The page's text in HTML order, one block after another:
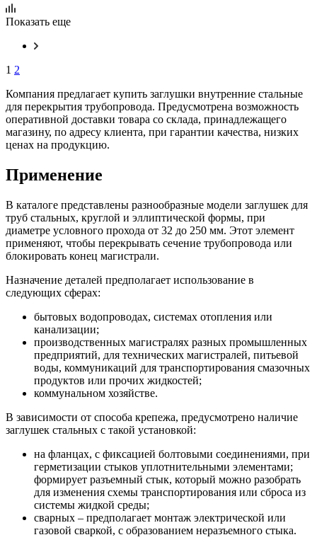
Показать еще
1 2
Компания предлагает купить заглушки внутренние стальные
для перекрытия трубопровода. Предусмотрена возможность
оперативной доставки товара со склада, принадлежащего
магазину, по адресу клиента, при гарантии качества, низких
ценах на продукцию.
Применение
В каталоге представлены разнообразные модели заглушек для
труб стальных, круглой и эллиптической формы, при
диаметре условного прохода от 32 до 250 мм. Этот элемент
применяют, чтобы перекрывать сечение трубопровода или
блокировать конец магистрали.
Назначение деталей предполагает использование в
следующих сферах:
бытовых водопроводах, системах отопления или
канализации;
производственных магистралях разных промышленных
предприятий, для технических магистралей, питьевой
воды, коммуникаций для транспортирования смазочных
продуктов или прочих жидкостей;
коммунальном хозяйстве.
В зависимости от способа крепежа, предусмотрено наличие
заглушек стальных с такой установкой:
на фланцах, с фиксацией болтовыми соединениями, при
герметизации стыков уплотнительными элементами;
формирует разъемный стык, который можно разобрать
для изменения схемы транспортирования или сброса из
системы жидкой среды;
сварных – предполагает монтаж электрической или
газовой сваркой, с образованием неразъемного стыка.